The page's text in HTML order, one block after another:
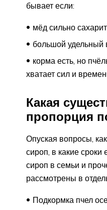
бывает если:
мёд сильно
большой удельный
корма есть, но
хватает сил и
Какая
пропорция
Опуская вопросы,
сироп, в какие сроки
сироп в семьи и
рассмотрены в
Подкормка пчел